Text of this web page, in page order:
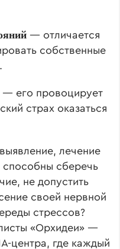
— отличается
собственные
— его провоцирует
страх оказаться
лечение
сберечь
не допустить
своей нервной
стрессов?
«Орхидеи» —
центра, где каждый